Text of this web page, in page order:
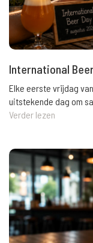
International
Elke eerste vrijdag
uitstekende dag om
Verder lezen